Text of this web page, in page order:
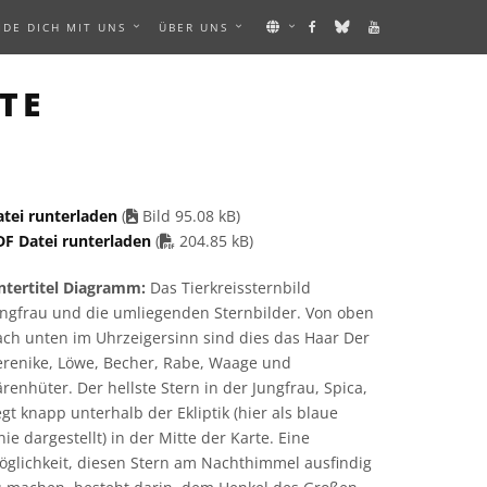
DICH MIT UNS ÜBER UNS
runterladen (
Bild 95.08 kB)
Datei runterladen ( PDF file
204.85 kB)
Diagramm: Das Tierkreissternbild
und die umliegenden Sternbilder. Von oben
unten im Uhrzeigersinn sind dies das Haar Der
Löwe, Becher, Rabe, Waage und
Der hellste Stern in der Jungfrau, Spica,
knapp unterhalb der Ekliptik (hier als blaue
dargestellt) in der Mitte der Karte. Eine
diesen Stern am Nachthimmel ausfindig